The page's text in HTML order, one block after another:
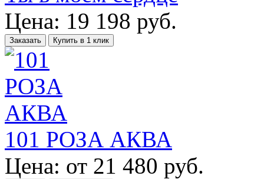
Цена: 19 198 руб.
Заказать Купить в 1 клик
101 РОЗА АКВА
Цена: от 21 480 руб.